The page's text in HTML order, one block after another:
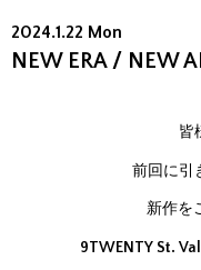
2024.1.22 Mon
NEW ERA / NEW
皆
前回に引
新作を
9TWENTY St.